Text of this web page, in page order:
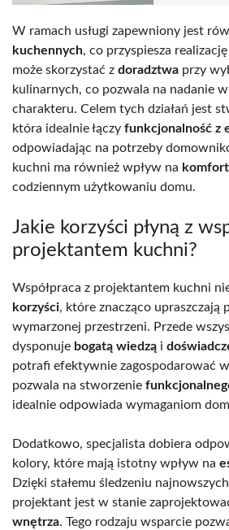
W ramach usługi zapewniony jest
kuchennych, co przyspiesza
może skorzystać z doradztwa przy
kulinarnych, co pozwala na nadanie
charakteru. Celem tych działań jest
która idealnie łączy funkcjonalność z
odpowiadając na potrzeby
kuchni ma również wpływ na
codziennym użytkowaniu domu.
Jakie korzyści płyną z
projektantem kuchni?
Współpraca z projektantem kuchni
korzyści, które znacząco upraszczają
wymarzonej przestrzeni. Przede
dysponuje bogatą wiedzą i
potrafi efektywnie zagospodarować
pozwala na stworzenie
idealnie odpowiada wymaganiom
Dodatkowo, specjalista dobiera
kolory, które mają istotny wpływ na
Dzięki stałemu śledzeniu
projektant jest w stanie
wnętrza. Tego rodzaju wsparcie